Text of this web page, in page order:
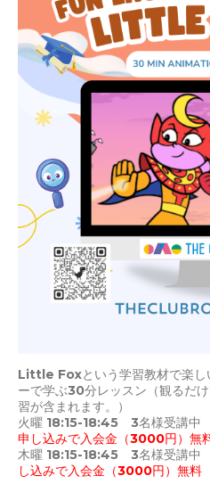
Little Foxという学習教材で楽し
ーで学ぶ30分レッスン（観るだ
習が含まれます。）
火曜 18:15-18:45 3名様受講中
申し込みで入会金（3000円）無
木曜 18:15-18:45 3名様受講中
し込みで入会金（3000円）無料